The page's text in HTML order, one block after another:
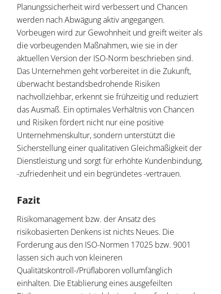
Planungssicherheit wird verbessert und Chancen
werden nach Abwägung aktiv angegangen.
Vorbeugen wird zur Gewohnheit und greift weiter als
die vorbeugenden Maßnahmen, wie sie in der
aktuellen Version der ISO-Norm beschrieben sind.
Das Unternehmen geht vorbereitet in die Zukunft,
überwacht bestandsbedrohende Risiken
nachvollziehbar, erkennt sie frühzeitig und reduziert
das Ausmaß. Ein optimales Verhältnis von Chancen
und Risiken fördert nicht nur eine positive
Unternehmenskultur, sondern unterstützt die
Sicherstellung einer qualitativen Gleichmäßigkeit der
Dienstleistung und sorgt für erhöhte Kundenbindung,
-zufriedenheit und ein begründetes -vertrauen.
Fazit
Risikomanagement bzw. der Ansatz des
risikobasierten Denkens ist nichts Neues. Die
Forderung aus den ISO-Normen 17025 bzw. 9001
lassen sich auch von kleineren
Qualitätskontroll-/Prüflaboren vollumfänglich
einhalten. Die Etablierung eines ausgefeilten